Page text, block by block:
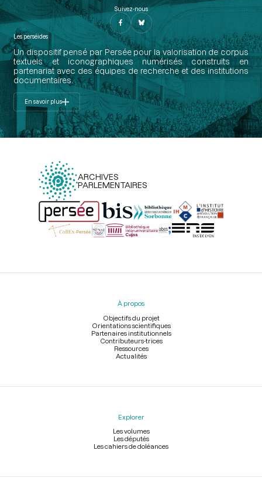
Suivez-nous
Les perséides
Un dispositif pensé par Persée pour la valorisation de corpus
textuels et iconographiques numérisés construits en
partenariat avec des équipes de recherche et des institutions
documentaires.
En savoir plus
ARCHIVES
PARLEMENTAIRES
Menu
À propos
Objectifs du projet
Orientations scientifiques
Partenaires institutionnels
Contributeurs-trices
Ressources
Actualités
Explorer
Les volumes
Les députés
Les cahiers de doléances